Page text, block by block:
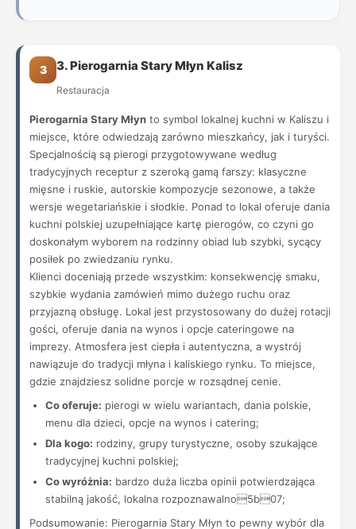
3 3. Pierogarnia Stary Młyn Kalisz
Restauracja
Pierogarnia Stary Młyn to symbol lokalnej kuchni w Kaliszu i
miejsce, które odwiedzają zarówno mieszkańcy, jak i turyści.
Specjalnością są pierogi przygotowywane według
tradycyjnych receptur z szeroką gamą farszy: klasyczne
mięsne i ruskie, autorskie kompozycje sezonowe, a także
wersje wegetariańskie i słodkie. Ponad to lokal oferuje dania
kuchni polskiej uzupełniające kartę pierogów, co czyni go
doskonałym wyborem na rodzinny obiad lub szybki, sycący
posiłek po zwiedzaniu rynku.
Klienci doceniają przede wszystkim: konsekwencję smaku,
szybkie wydania zamówień mimo dużego ruchu oraz
przyjazną obsługę. Lokal jest przystosowany do dużej rotacji
gości, oferuje dania na wynos i opcje cateringowe na
imprezy. Atmosfera jest ciepła i autentyczna, a wystrój
nawiązuje do tradycji młyna i kaliskiego rynku. To miejsce,
gdzie znajdziesz solidne porcje w rozsądnej cenie.
Co oferuje: pierogi w wielu wariantach, dania polskie,
menu dla dzieci, opcje na wynos i catering;
Dla kogo: rodziny, grupy turystyczne, osoby szukające
tradycyjnej kuchni polskiej;
Co wyróżnia: bardzo duża liczba opinii potwierdzająca
stabilną jakość, lokalna rozpoznawalno5b07;
Podsumowanie: Pierogarnia Stary Młyn to pewny wybór dla